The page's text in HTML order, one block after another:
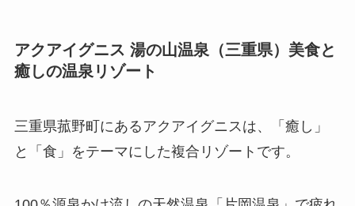
アクアイグニス 湯の山温泉（三重県）美食と
癒しの温泉リゾート
三重県菰野町にあるアクアイグニスは、「癒し」
と「食」をテーマにした複合リゾートです。